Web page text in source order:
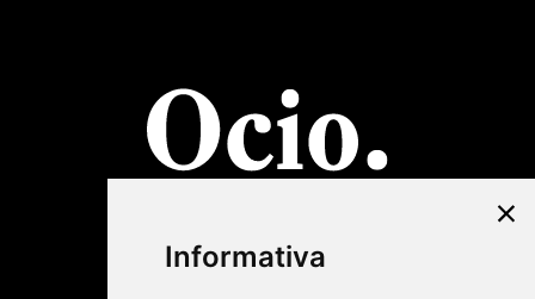
Informativa
Privacy Policy | Cookie Policy